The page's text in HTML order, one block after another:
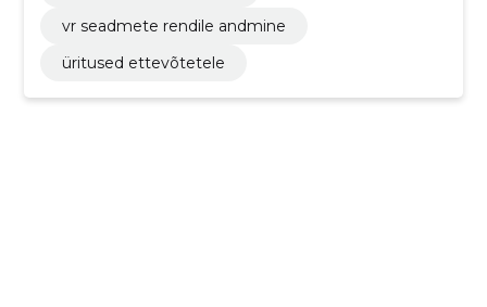
vr seadmete rendile andmine
üritused ettevõtetele